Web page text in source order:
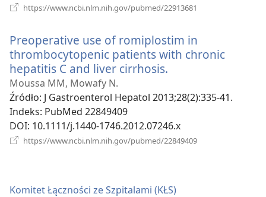
https://www.ncbi.nlm.nih.gov/pubmed/22913681
Preoperative use of romiplostim in
thrombocytopenic patients with chronic
hepatitis C and liver cirrhosis.
window)
Moussa MM, Mowafy N.
Źródło‎: J Gastroenterol Hepatol 2013;28(2):335-41.
Indeks‎: PubMed 22849409
DOI‎: 10.1111/j.1440-1746.2012.07246.x
https://www.ncbi.nlm.nih.gov/pubmed/22849409
Komitet Łączności ze Szpitalami (KŁS)